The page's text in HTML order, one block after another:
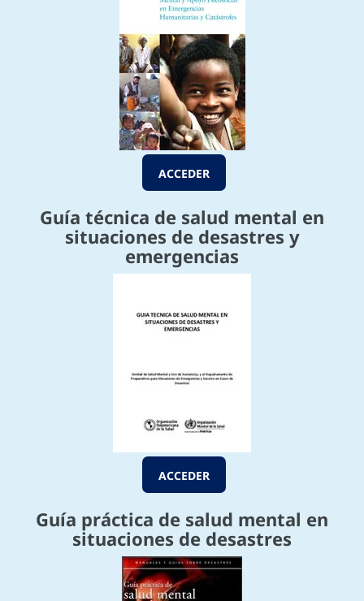
ACCEDER
Guía técnica de salud mental en
situaciones de desastres y
emergencias
ACCEDER
Guía práctica de salud mental en
situaciones de desastres